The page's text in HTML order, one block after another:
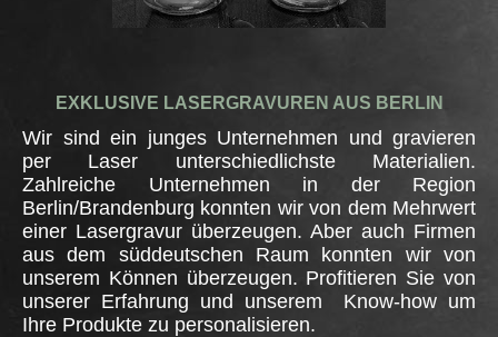
EXKLUSIVE LASERGRAVUREN AUS BERLIN
Wir sind ein junges Unternehmen und gravieren
per Laser unterschiedlichste Materialien.
Zahlreiche Unternehmen in der Region
Berlin/Brandenburg konnten wir von dem Mehrwert
einer Lasergravur überzeugen. Aber auch Firmen
aus dem süddeutschen Raum konnten wir von
unserem Können überzeugen. Profitieren Sie von
unserer Erfahrung und unserem Know-how um
Ihre Produkte zu personalisieren.